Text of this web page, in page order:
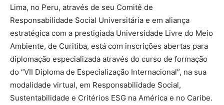
Lima, no Peru, através de seu Comitê de
Responsabilidade Social Universitária e em aliança
estratégica com a prestigiada Universidade Livre do Meio
Ambiente, de Curitiba, está com inscrições abertas para
diplomação especializada através do curso de formação
do “VII Diploma de Especialização Internacional”, na sua
modalidade virtual, em Responsabilidade Social,
Sustentabilidade e Critérios ESG na América e no Caribe.